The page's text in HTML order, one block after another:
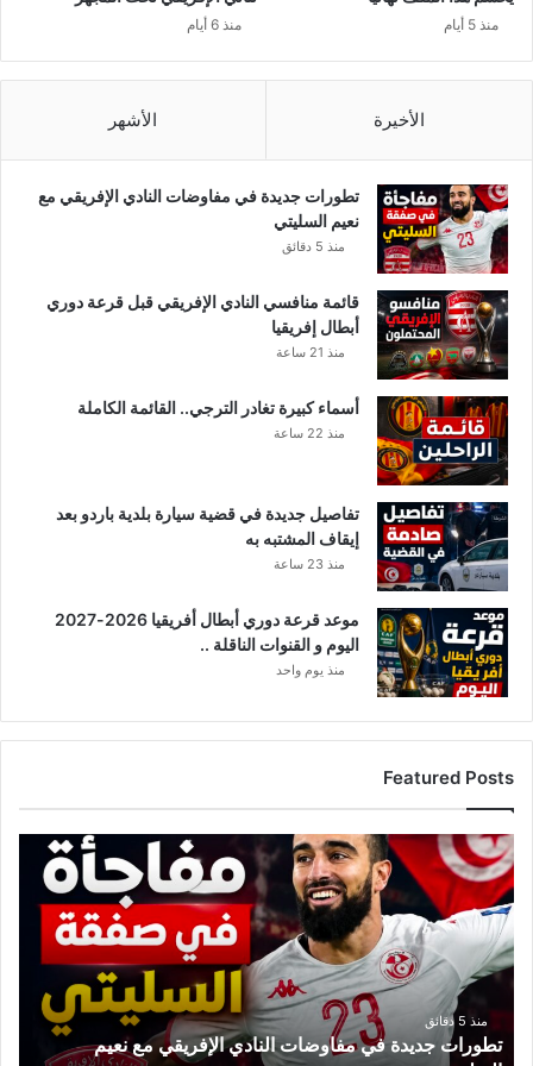
ف
ن
س
منذ 5 أيام منذ 6 أيام
الأخيرة الأشهر
تطورات جديدة في مفاوضات النادي الإفريقي مع
نعيم السليتي
منذ 5 دقائق
قائمة منافسي النادي الإفريقي قبل قرعة دوري
أبطال إفريقيا
منذ 21 ساعة
أسماء كبيرة تغادر الترجي.. القائمة الكاملة
منذ 22 ساعة
تفاصيل جديدة في قضية سيارة بلدية باردو بعد
إيقاف المشتبه به
منذ 23 ساعة
موعد قرعة دوري أبطال أفريقيا 2026-2027
اليوم و القنوات الناقلة ..
منذ يوم واحد
Featured Posts
ت
ط
و
ر
ا
ت
منذ 5 دقائق
تطورات جديدة في مفاوضات النادي الإفريقي مع نعيم